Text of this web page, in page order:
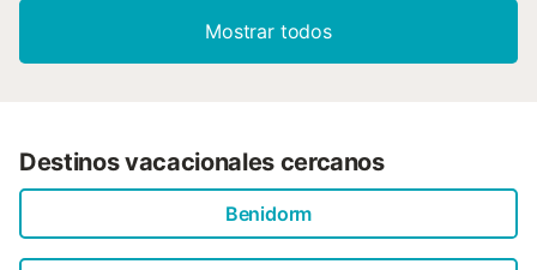
Mostrar todos
Destinos vacacionales cercanos
Benidorm